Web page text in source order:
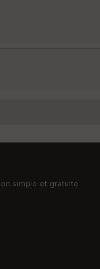
simple et gratuite